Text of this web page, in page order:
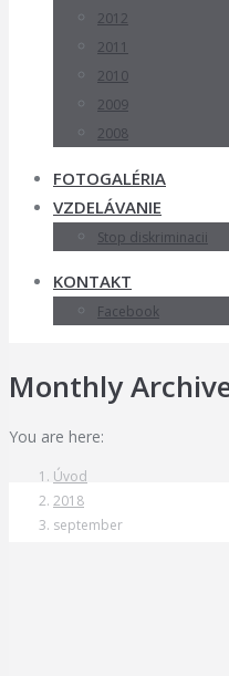
2012
2011
2010
2009
2008
FOTOGALÉRIA
VZDELÁVANIE
Stop diskriminacii
KONTAKT
Facebook
Monthly
You are here:
Úvod
2018
september